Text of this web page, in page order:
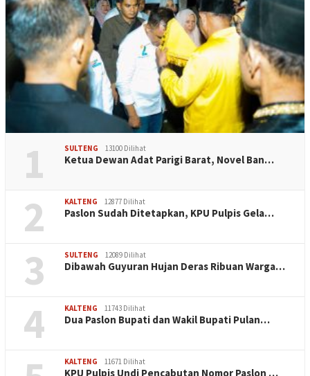
1 SULTENG 13100 Dilihat
Ketua Dewan Adat Parigi Barat, Novel Ban…
2 KALTENG 12877 Dilihat
Paslon Sudah Ditetapkan, KPU Pulpis Gela…
3 SULTENG 12089 Dilihat
Dibawah Guyuran Hujan Deras Ribuan Warga…
4 KALTENG 11743 Dilihat
Dua Paslon Bupati dan Wakil Bupati Pulan…
KALTENG 11671 Dilihat
KPU Pulpis Undi Pencabutan Nomor Paslon …